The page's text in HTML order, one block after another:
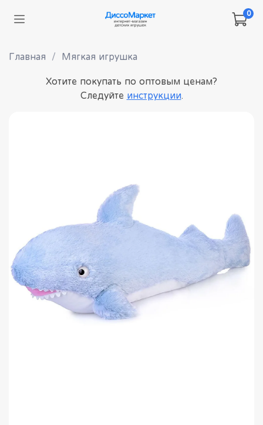
0
Главная Мягкая игрушка
Хотите покупать по оптовым ценам?
Следуйте инструкции.